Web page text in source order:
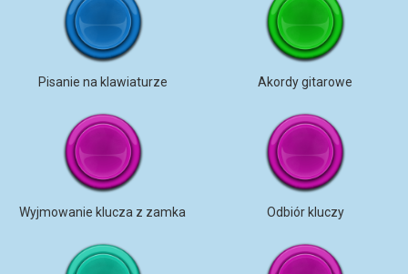
Pisanie na klawiaturze Akordy gitarowe
Wyjmowanie klucza z zamka Odbiór kluczy